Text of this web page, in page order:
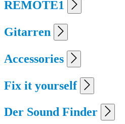
REMOTE1
Gitarren
Accessories
Fix it yourself
Der Sound Finder